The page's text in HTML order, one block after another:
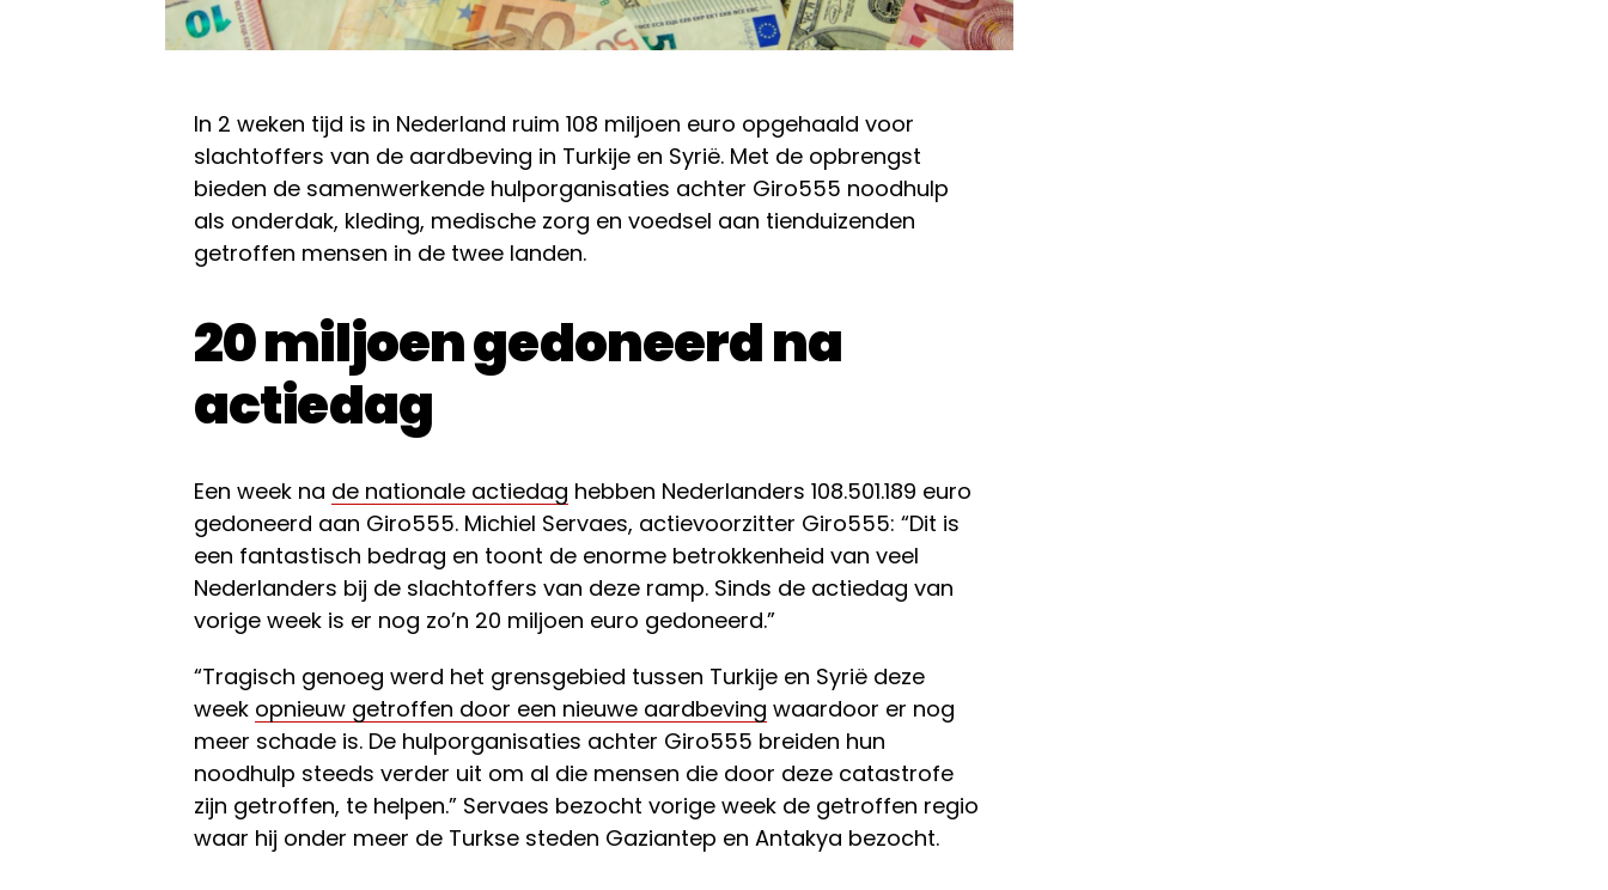
In 2 weken tijd is in Nederland ruim 108 miljoen euro opgehaald voor
slachtoffers van de aardbeving in Turkije en Syrië. Met de opbrengst
bieden de samenwerkende hulporganisaties achter Giro555 noodhulp
als onderdak, kleding, medische zorg en voedsel aan tienduizenden
getroffen mensen in de twee landen.
20 miljoen gedoneerd na
actiedag
Een week na de nationale actiedag hebben Nederlanders 108.501.189 euro
gedoneerd aan Giro555. Michiel Servaes, actievoorzitter Giro555: “Dit is
een fantastisch bedrag en toont de enorme betrokkenheid van veel
Nederlanders bij de slachtoffers van deze ramp. Sinds de actiedag van
vorige week is er nog zo’n 20 miljoen euro gedoneerd.”
“Tragisch genoeg werd het grensgebied tussen Turkije en Syrië deze
week opnieuw getroffen door een nieuwe aardbeving waardoor er nog
meer schade is. De hulporganisaties achter Giro555 breiden hun
noodhulp steeds verder uit om al die mensen die door deze catastrofe
zijn getroffen, te helpen.” Servaes bezocht vorige week de getroffen regio
waar hij onder meer de Turkse steden Gaziantep en Antakya bezocht.